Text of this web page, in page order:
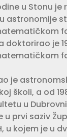
u Stonu je
astronomije
doktorirao je
je
školi, a od
u
u prvi saziv
u kojem je u